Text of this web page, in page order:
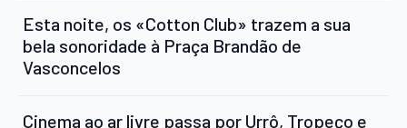
Esta noite, os «Cotton Club» trazem a sua
bela sonoridade à Praça Brandão de
Vasconcelos
Cinema ao ar livre passa por Urrô, Tropeço e